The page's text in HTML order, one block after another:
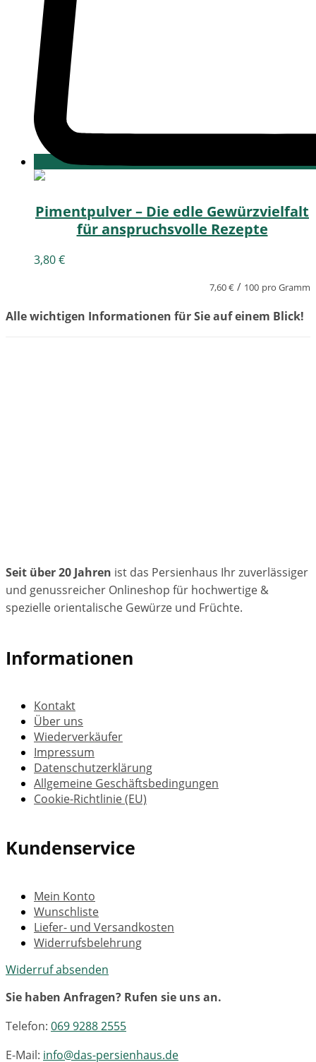
Pimentpulver – Die edle Gewürzvielfalt
für anspruchsvolle Rezepte
3,80€
7,60€ / 100 pro Gramm
Alle wichtigen Informationen für Sie auf einem Blick!
Seit über 20 Jahren ist das Persienhaus Ihr zuverlässiger
und genussreicher Onlineshop für hochwertige &
spezielle orientalische Gewürze und Früchte.
Informationen
Kontakt
Über uns
Wiederverkäufer
Impressum
Datenschutzerklärung
Allgemeine Geschäftsbedingungen
Cookie-Richtlinie (EU)
Kundenservice
Mein Konto
Wunschliste
Liefer- und Versandkosten
Widerrufsbelehrung
Widerruf absenden
Sie haben Anfragen? Rufen sie uns an.
Telefon: 069 9288 2555
E-Mail: info@das-persienhaus.de